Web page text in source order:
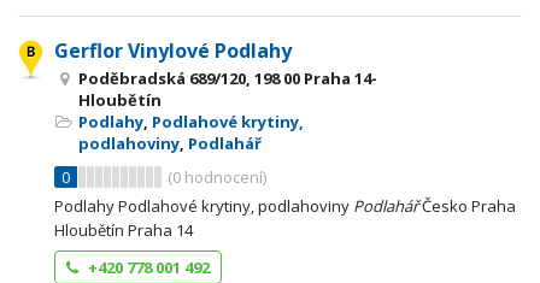
Gerflor Vinylové Podlahy
Poděbradská 689/120, 198 00 Praha 14-
Hloubětín
Podlahy, Podlahové krytiny,
podlahoviny, Podlahář
0
(0 hodnocení)
Podlahy Podlahové krytiny, podlahoviny PodlahářČesko Praha
Hloubětín Praha 14
+420 778 001 492